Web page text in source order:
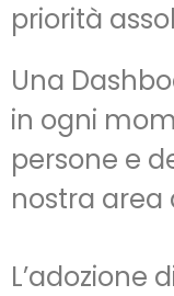
priorità
Una
in ogni
persone e
nostra area